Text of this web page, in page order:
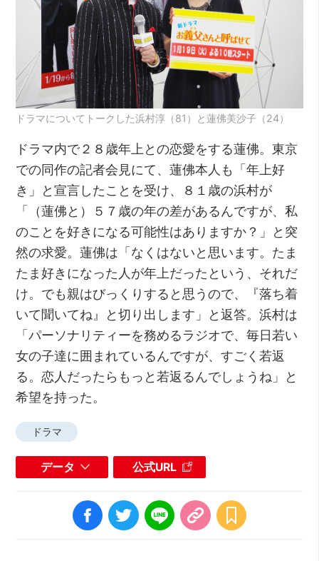
ドラマについてトークした浜村淳（81）と蓮佛美沙子（24）
ドラマ内で２８歳年上との恋愛をする蓮佛。東京
での同作の記者会見にて、蓮佛本人も「年上好
き」と宣言したことを受け、８１歳の浜村が
「（蓮佛と）５７歳の年の差があるんですが、私
のことを好きになる可能性はありますか？」と突
然の求愛。蓮佛は「なくはないと思います。たま
たま好きになった人が年上だったという、それだ
け。でも親はびっくりすると思うので、『落ち着
いて聞いてね』と切り出します」と返答。浜村は
「パーソナリティーを務めるラジオで、毎日若い
女の子達に囲まれているんですが、すごく若返
る。恋人だったらもっと若返るんでしょうね」と
希望を持った。
ドラマ
データ 公式URL